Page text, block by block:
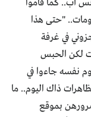
أب.. كما قاموا
"حتى هذا
في غرفة
لكن الحبس
نفسه جاءوا في
ذاك اليوم.. ما
بموقع